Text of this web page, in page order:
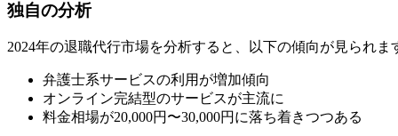
独自の分析
2024年の退職代行市場を分析すると、以下の傾向が見られま
弁護士系サービスの利用が増加傾向
オンライン完結型のサービスが主流に
料金相場が20,000円〜30,000円に落ち着きつつある